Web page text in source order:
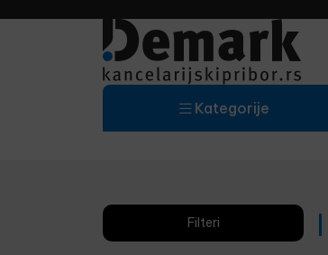
Kategorije
Filteri